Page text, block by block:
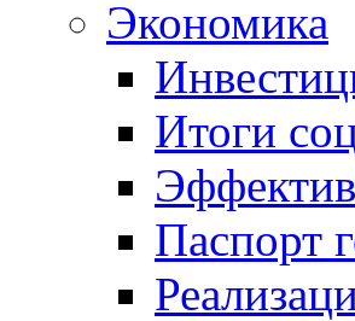
Экономика
Итоги
Паспорт